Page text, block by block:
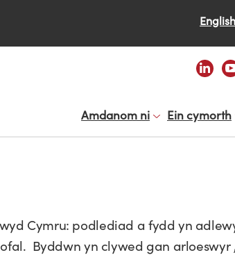
English
Amdanom ni Ein cymorth
Cymru: podlediad a fydd yn
Byddwn yn clywed gan arloeswyr